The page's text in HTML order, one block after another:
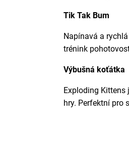
Tik Tak Bum
Napínavá a
trénink
Výbušná koťátka
Exploding Kittens
hry. Perfektní pro